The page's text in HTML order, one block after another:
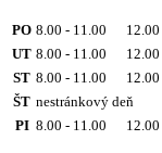
PO 8.00 - 11.00 12.00
UT 8.00 - 11.00 12.00
ST 8.00 - 11.00 12.00
ŠT nestránkový deň
PI 8.00 - 11.00 12.00